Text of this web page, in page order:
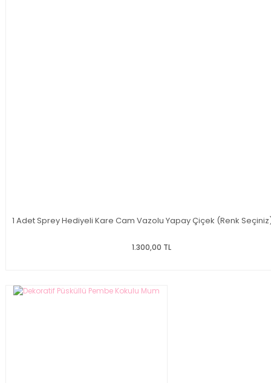
1 Adet Sprey Hediyeli Kare Cam Vazolu Yapay Çiçek (Renk
1.300,00 TL